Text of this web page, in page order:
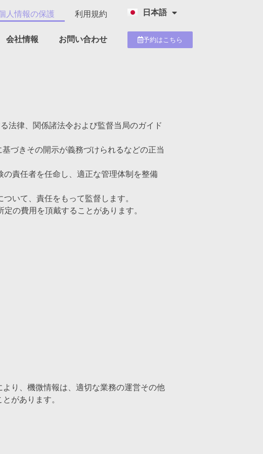
人情報の保護 利用規約
会社情報 お問い合わせ
日本語
English
予約はこちら
律、関係諸法令および監督当局のガイド
づきその開示が義務づけられるなどの正当
責任者を任命し、適正な管理体制を整備
いて、責任をもって監督します。
の費用を頂戴することがあります。
り、機微情報は、適切な業務の運営その他
があります。